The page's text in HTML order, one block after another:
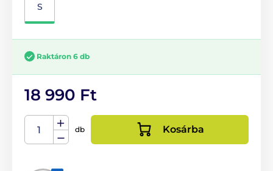
S
Raktáron 6 db
18 990 Ft
db Kosárba